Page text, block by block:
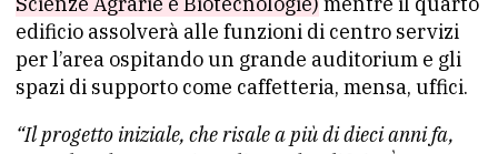
edificio assolverà alle funzioni di centro servizi
per l’area ospitando un grande auditorium e gli
spazi di supporto come caffetteria, mensa, uffici.
“Il progetto iniziale, che risale a più di dieci anni fa,